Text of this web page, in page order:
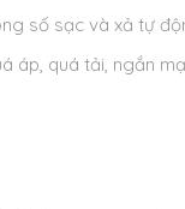
số sạc và xả tự
áp, quá tải, ngắn